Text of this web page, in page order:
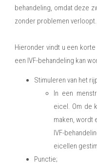
behandeling, omdat deze
zonder problemen verloopt.
Hieronder vindt u een
een IVF-behandeling kan
Stimuleren van het
In een
eicel. Om de
maken, wordt
IVF-
eicellen
Punctie;